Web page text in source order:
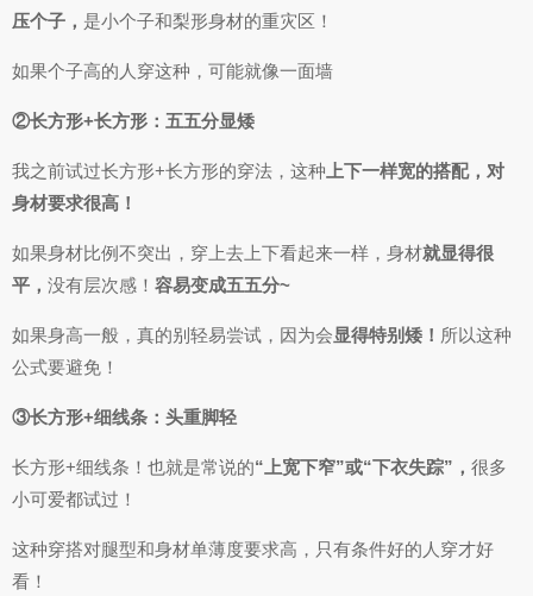
压个子， 是小个子和梨形身材的重灾区！
如果个子高的人穿这种，可能就像一面墙
②长方形+长方形：五五分显矮
我之前试过长方形+长方形的穿法，这种 上下一样宽的搭配，对
身材要求很高！
如果身材比例不突出，穿上去上下看起来一样，身材就显得很
平， 没有层次感！ 容易变成五五分~
如果身高一般，真的别轻易尝试，因为会显得特别矮！ 所以这种
公式要避免！
③长方形+细线条：头重脚轻
长方形+细线条！也就是常说的“上宽下窄”或“下衣失踪”， 很多
小可爱都试过！
这种穿搭对腿型和身材单薄度要求高，只有条件好的人穿才好
看！